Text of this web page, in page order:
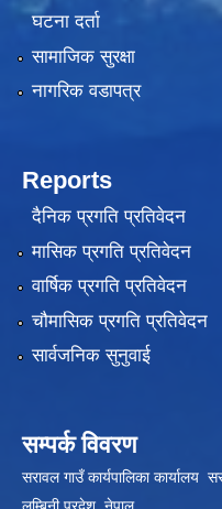
घटना दर्ता
सामाजिक सुरक्षा
नागरिक वडापत्र
Reports
दैनिक प्रगति प्रतिवेदन
मासिक प्रगति प्रतिवेदन
वार्षिक प्रगति प्रतिवेदन
चौमासिक प्रगति प्रतिवेदन
सार्वजनिक सुनुवाई
सम्पर्क विवरण
सरावल गाउँ कार्यपालिका कार्यालय